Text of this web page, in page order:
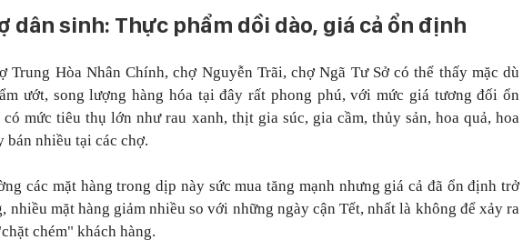
dân sinh: Thực phẩm dồi dào, giá cả ổn định
Trung Hòa Nhân Chính, chợ Nguyễn Trãi, chợ Ngã Tư Sở có thể thấy mặc dù
ướt, song lượng hàng hóa tại đây rất phong phú, với mức giá tương đối ổn
có mức tiêu thụ lớn như rau xanh, thịt gia súc, gia cầm, thủy sản, hoa quả, hoa
nhiều tại các chợ.
các mặt hàng trong dịp này sức mua tăng mạnh nhưng giá cả đã ổn định trở
nhiều mặt hàng giảm nhiều so với những ngày cận Tết, nhất là không để xảy ra
chém" khách hàng.